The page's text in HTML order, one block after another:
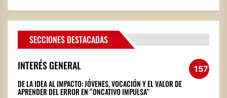
SECCIONES DESTACADAS
INTERÉS GENERAL 1572
DE LA IDEA AL IMPACTO: JÓVENES, VOCACIÓN Y EL VALOR DE
APRENDER DEL ERROR EN “ONCATIVO IMPULSA”